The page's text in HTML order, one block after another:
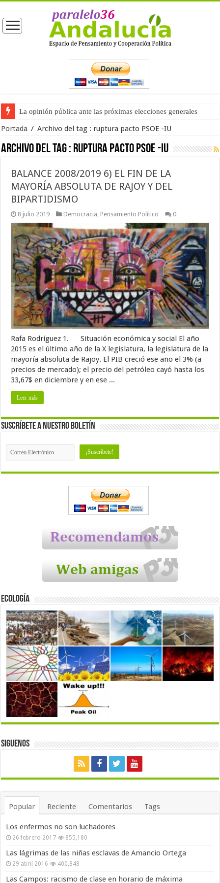
La opinión pública ante las próximas elecciones generales
Portada / Archivo del tag : ruptura pacto PSOE -IU
Archivo del tag : ruptura pacto PSOE -IU
BALANCE 2008/2019 6) EL FIN DE LA
MAYORÍA ABSOLUTA DE RAJOY Y DEL
BIPARTIDISMO
8 julio 2019 Democracia, Pensamiento Político 0
Rafa Rodríguez 1. Situación económica y social El año
2015 es el último año de la X legislatura, la legislatura de la
mayoría absoluta de Rajoy. El PIB creció ese año el 3% (a
precios de mercado); el precio del petróleo cayó hasta los
33,67$ en diciembre y en ese ...
Leer más
Suscríbete a nuestro Boletín
Ecología
Siguenos
Popular Reciente Comentarios Tags
Los enfermos no son luchadores
26 febrero 2017 855,180
Las lágrimas de las niñas esclavas de Amancio Ortega
29 abril 2016 400,848
Las Campos: racismo de clase en horario de máxima